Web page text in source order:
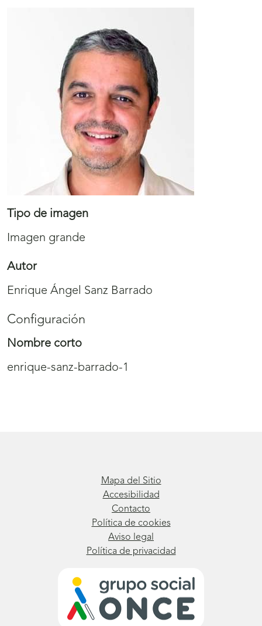
Tipo de imagen
Imagen grande
Autor
Enrique Ángel Sanz Barrado
Configuración
Nombre corto
enrique-sanz-barrado-1
Mapa del Sitio
Accesibilidad
Contacto
Política de cookies
Aviso legal
Política de privacidad